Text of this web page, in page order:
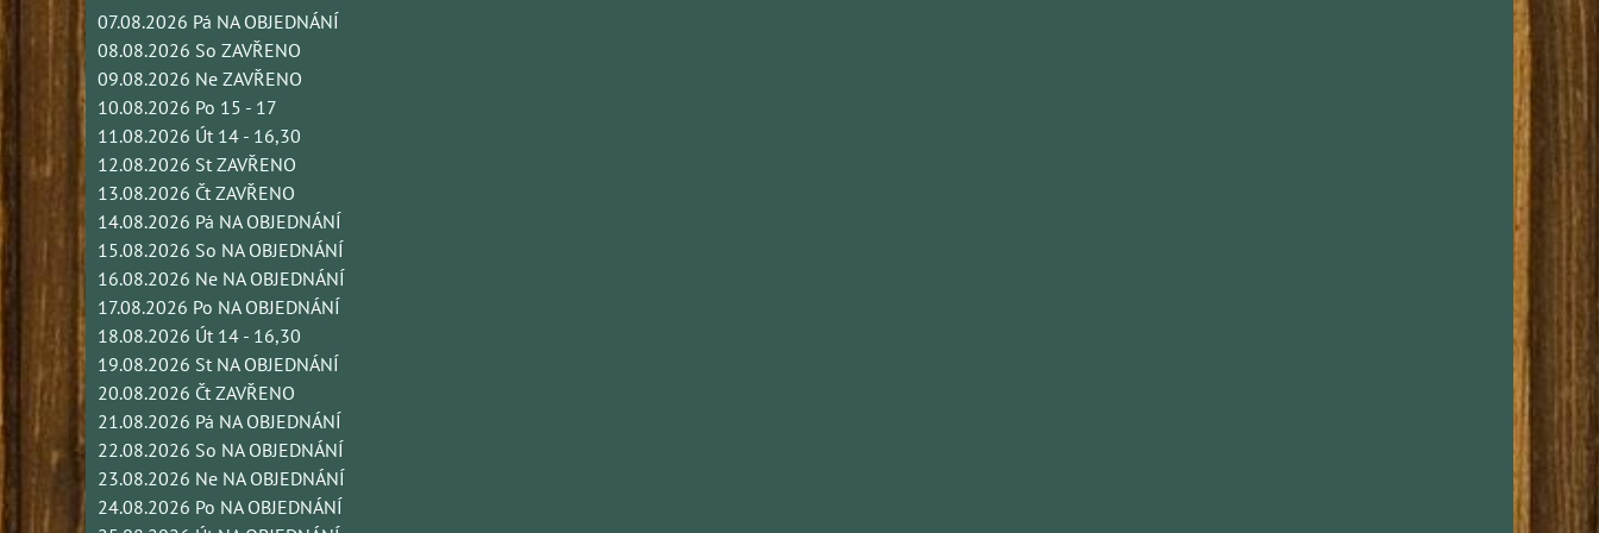
07.08.2026 Pá NA OBJEDNÁNÍ
08.08.2026 So ZAVŘENO
09.08.2026 Ne ZAVŘENO
10.08.2026 Po 15 - 17
11.08.2026 Út 14 - 16,30
12.08.2026 St ZAVŘENO
13.08.2026 Čt ZAVŘENO
14.08.2026 Pá NA OBJEDNÁNÍ
15.08.2026 So NA OBJEDNÁNÍ
16.08.2026 Ne NA OBJEDNÁNÍ
17.08.2026 Po NA OBJEDNÁNÍ
18.08.2026 Út 14 - 16,30
19.08.2026 St NA OBJEDNÁNÍ
20.08.2026 Čt ZAVŘENO
21.08.2026 Pá NA OBJEDNÁNÍ
22.08.2026 So NA OBJEDNÁNÍ
23.08.2026 Ne NA OBJEDNÁNÍ
24.08.2026 Po NA OBJEDNÁNÍ